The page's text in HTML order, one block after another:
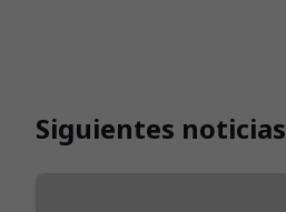
Siguientes noticias